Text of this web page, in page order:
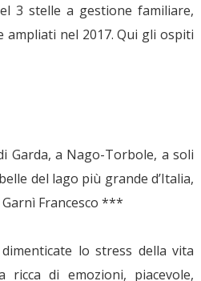
3 stelle a gestione familiare,
nel 2017. Qui gli ospiti
Garda, a Nago-Torbole, a soli
del lago più grande d’Italia,
Francesco ***
lo stress della vita
ricca di emozioni, piacevole,